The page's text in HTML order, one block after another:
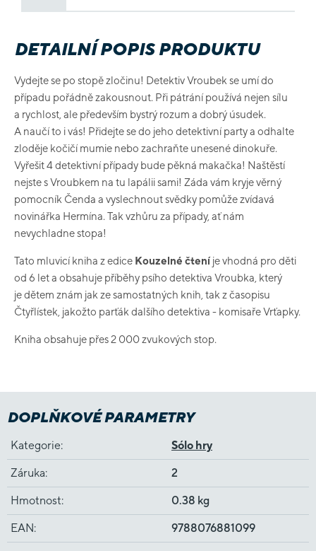
DETAILNÍ POPIS PRODUKTU
Vydejte se po stopě zločinu! Detektiv Vroubek se umí do
případu pořádně zakousnout. Při pátrání používá nejen sílu
a rychlost, ale především bystrý rozum a dobrý úsudek.
A naučí to i vás! Přidejte se do jeho detektivní party a odhalte
zloděje kočičí mumie nebo zachraňte unesené dinokuře.
Vyřešit 4 detektivní případy bude pěkná makačka! Naštěstí
nejste s Vroubkem na tu lapálii sami! Záda vám kryje věrný
pomocník Čenda a vyslechnout svědky pomůže zvídavá
novinářka Hermína. Tak vzhůru za případy, ať nám
nevychladne stopa!
Tato mluvicí kniha z edice Kouzelné čtení je vhodná pro děti
od 6 let a obsahuje příběhy psího detektiva Vroubka, který
je dětem znám jak ze samostatných knih, tak z časopisu
Čtyřlístek, jakožto parťák dalšího detektiva - komisaře Vrťapky.
Kniha obsahuje přes 2 000 zvukových stop.
DOPLŇKOVÉ PARAMETRY
Kategorie: Sólo hry
Záruka: 2
Hmotnost: 0.38 kg
EAN: 9788076881099